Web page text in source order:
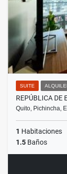
SUITE
REPÚBLICA DE
Quito, Pichincha,
1 Habitaciones
1.5 Baños